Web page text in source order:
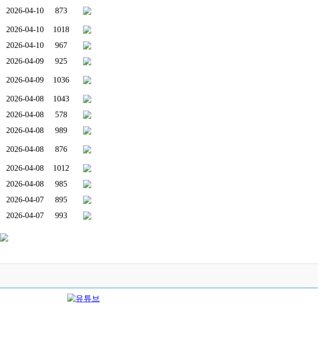
2026-04-10 873
2026-04-10
1018
2026-04-10
967
2026-04-09 925
2026-04-09 1036
2026-04-08
1043
2026-04-08
578
2026-04-08 989
2026-04-08 876
2026-04-08
1012
2026-04-08
985
2026-04-07
895
2026-04-07 993